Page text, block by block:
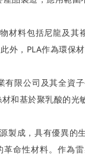
材料包括尼龍及其
外，PLA作為環保
有限公司及其全資
和基於聚乳酸的光
製成，具有優異
命性材料。作為